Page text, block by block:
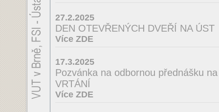
27.2.2025
DEN OTEVŘENÝCH DVEŘÍ NA ÚST
Více ZDE
17.3.2025
Pozvánka na odbornou přednášku
VRTÁNÍ
Více ZDE